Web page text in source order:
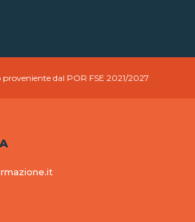
dal POR FSE 2021/2027